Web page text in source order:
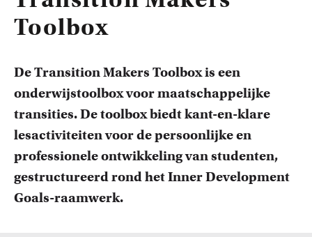
Cursussen
Bekijk het professionaliseringsaanbod voor docenten per
ACTA
EB
FDG
FDR
Toolbox
De Transition Makers Toolbox is een
onderwijstoolbox voor maatschappelijke
transities. De toolbox biedt kant-en-klare
lesactiviteiten voor de persoonlijke en
professionele ontwikkeling van studenten,
gestructureerd rond het Inner Development
Goals-raamwerk.